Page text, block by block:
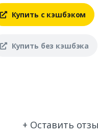
Купить с кэшбэком
Купить без кэшбэка
+ Оставить